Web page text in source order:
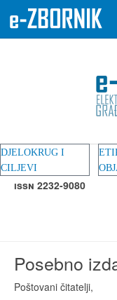
DJELOKRUG I
CILJEVI
ISSN 2232-9080
Posebno
Poštovani čitatelji,